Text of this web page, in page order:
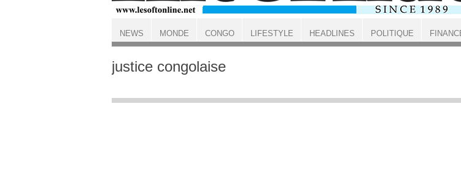
ACCUEIL
justice congolaise
NEWS MONDE CONGO LIFESTYLE HEADLINES POLITIQUE